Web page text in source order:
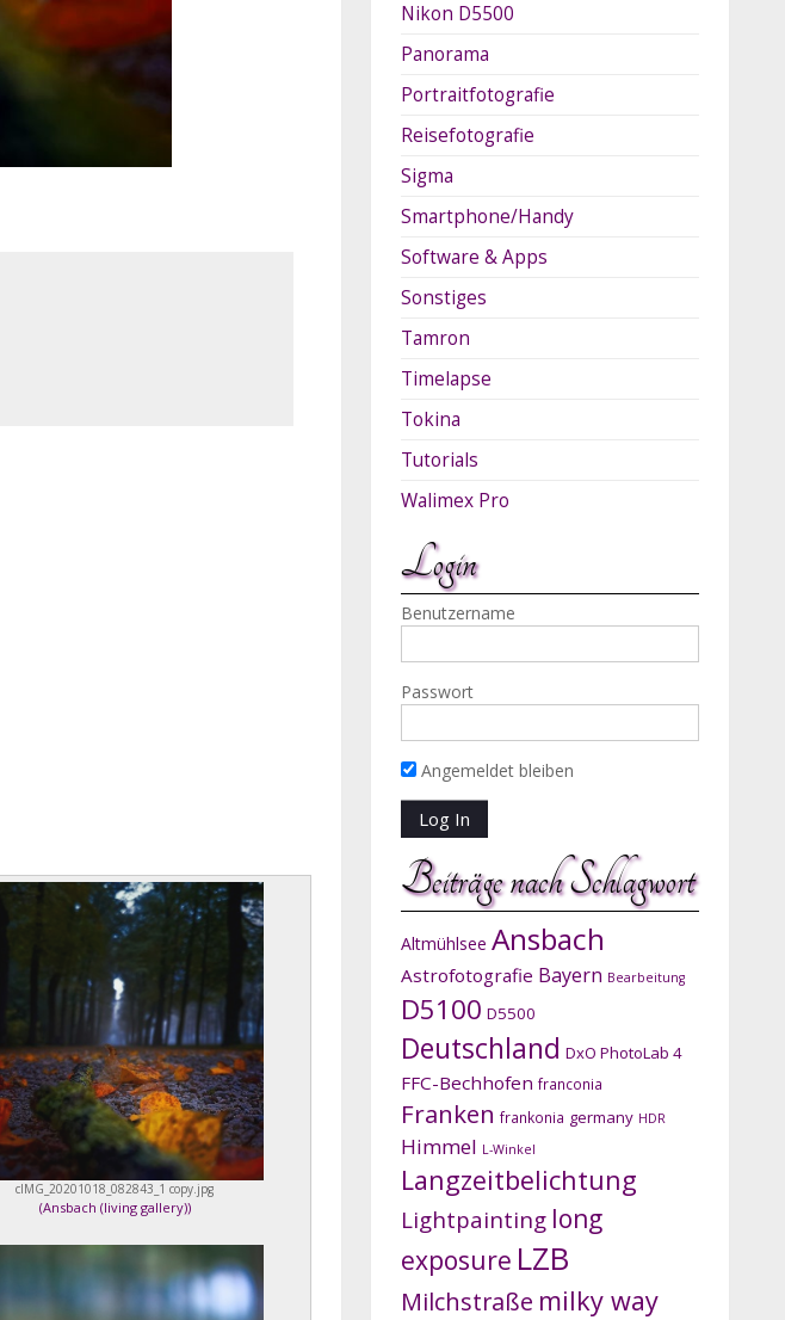
cIMG_20201018_082843_1 copy.jpg
(Ansbach (living gallery))
Nikon D5500
Panorama
Portraitfotografie
Reisefotografie
Sigma
Smartphone/Handy
Software & Apps
Sonstiges
Tamron
Timelapse
Tokina
Tutorials
Walimex Pro
Login
Benutzername
Passwort
Angemeldet bleiben
Beiträge nach Schlagwort
Altmühlsee Ansbach
Astrofotografie Bayern Bearbeitung
D5100 D5500
Deutschland DxO PhotoLab 4
FFC-Bechhofen franconia
Franken frankonia germany HDR
Himmel L-Winkel
Langzeitbelichtung
Lightpainting long
exposure LZB
Milchstraße milky way